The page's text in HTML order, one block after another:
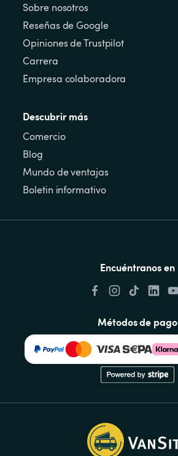
Sobre nosotros
Reseñas de Google
Opiniones de Trustpilot
Carrera
Empresa colaboradora
Descubrir más
Comercio
Blog
Mundo de ventajas
Boletin informativo
Encuéntranos en
Métodos de pago